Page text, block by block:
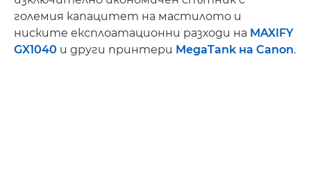
големия капацитет на мастилото и
ниските експлоатационни разходи на MAXIFY
GX1040 и други принтери MegaTank на Canon.